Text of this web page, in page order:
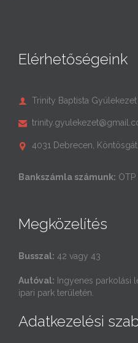
Elérhetőségeink
 Trinity Baptista Gyülekezet

 4031 Debrecen,
Bankszámla számunk: OTP
Megközelítés
Busszal: 42 vagy 43
Autóval: Ingyenes parkolási
ipari park területén.
Adatkezelési